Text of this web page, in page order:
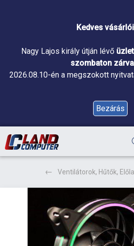
Kedves
Nagy Lajos király útján lévő
szombaton
2026.08.10-én a megszokott
Bezárás
Ventilátorok, Hűtők,